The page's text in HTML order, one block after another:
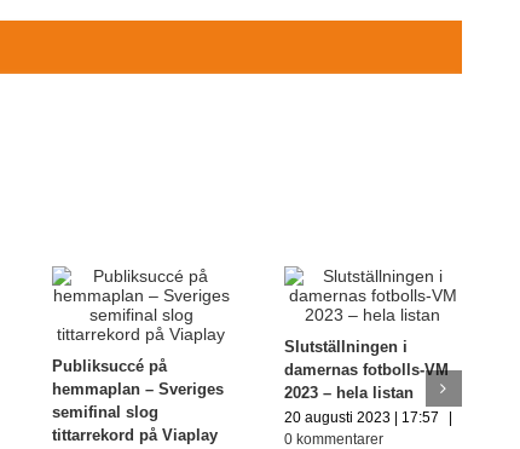
Publiksuccé på
hemmaplan – Sveriges
semifinal slog
tittarrekord på Viaplay
Slutställningen i
damernas fotbolls-VM
2023 – hela listan
20 augusti 2023 | 17:57
|
0 kommentarer